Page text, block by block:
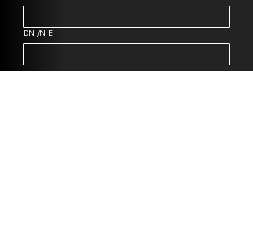
DNI/NIE